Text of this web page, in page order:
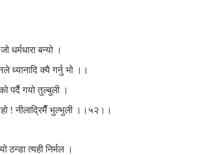
धर्मधारा बन्यो ।
ध्यानादि क्यै गर्नु भो ।।
पर्दै गयो तुल्बुली ।
! नीलाद्रिमैँ भुल्भुली ।।५२।।
ठन्डा त्यही निर्मल ।